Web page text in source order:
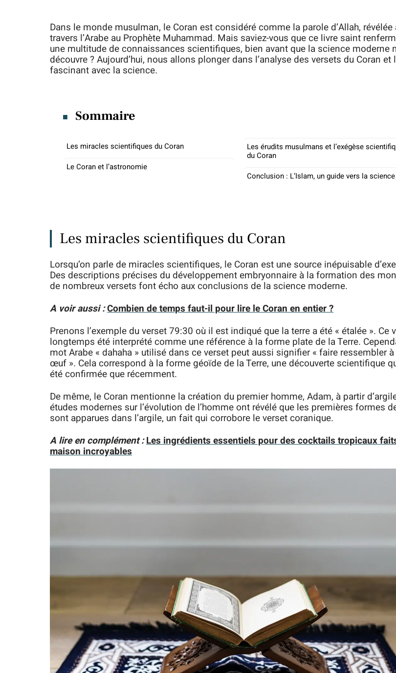
Dans le monde musulman, le Coran est considéré comme la parole d’Allah, révélée
travers l’Arabe au Prophète Muhammad. Mais saviez-vous que ce livre saint
une multitude de connaissances scientifiques, bien avant que la science moderne
découvre ? Aujourd’hui, nous allons plonger dans l’analyse des versets du Coran et
fascinant avec la science.
Sommaire
Les miracles scientifiques du Coran
Le Coran et l’astronomie
Les érudits musulmans et l’exégèse
du Coran
Conclusion : L’Islam, un guide vers la science
Les miracles scientifiques du Coran
Lorsqu’on parle de miracles scientifiques, le Coran est une source inépuisable
Des descriptions précises du développement embryonnaire à la formation des
de nombreux versets font écho aux conclusions de la science moderne.
A voir aussi :Combien de temps faut-il pour lire le Coran en entier ?
Prenons l’exemple du verset 79:30 où il est indiqué que la terre a été « étalée ». Ce
longtemps été interprété comme une référence à la forme plate de la Terre.
mot Arabe « dahaha » utilisé dans ce verset peut aussi signifier « faire ressembler
œuf ». Cela correspond à la forme géoïde de la Terre, une découverte scientifique
été confirmée que récemment.
De même, le Coran mentionne la création du premier homme, Adam, à partir
études modernes sur l’évolution de l’homme ont révélé que les premières formes
sont apparues dans l’argile, un fait qui corrobore le verset coranique.
A lire en complément :Les ingrédients essentiels pour des cocktails tropicaux
maison incroyables